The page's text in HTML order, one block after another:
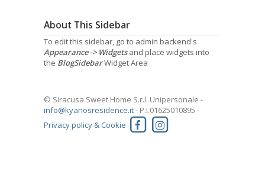
About This Sidebar
To edit this sidebar, go to admin backend's
Appearance -> Widgetsand place widgets into
the BlogSidebarWidget Area
© Siracusa Sweet Home S.r.l. Unipersonale -
info@kyanosresidence.it- P.I.01625010895 -
Privacy policy & Cookie